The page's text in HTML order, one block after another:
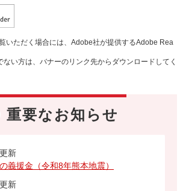
いただく場合には、Adobe社が提供するAdobe Rea
い方は、バナーのリンク先からダウンロードしてく
重要なお知らせ
新
義援金（令和8年熊本地震）
新